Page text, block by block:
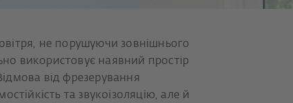
не порушуючи зовнішнього
використовує наявний простір
від фрезерування
та звукоізоляцію, але й